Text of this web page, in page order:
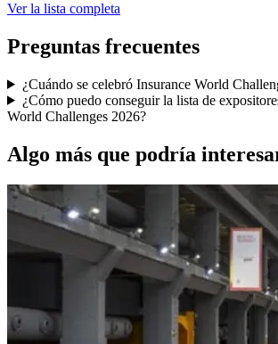
Ver la lista completa
Preguntas frecuentes
¿Cuándo se celebró Insurance World
¿Cómo puedo conseguir la lista de
World Challenges 2026?
Algo más que podría